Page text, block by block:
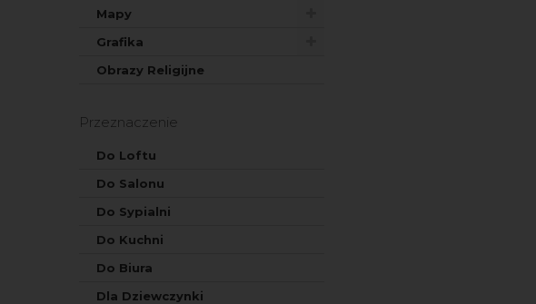
Mapy
Grafika
Obrazy Religijne
Przeznaczenie
Do Loftu
Do Salonu
Do Sypialni
Do Kuchni
Do Biura
Dla Dziewczynki